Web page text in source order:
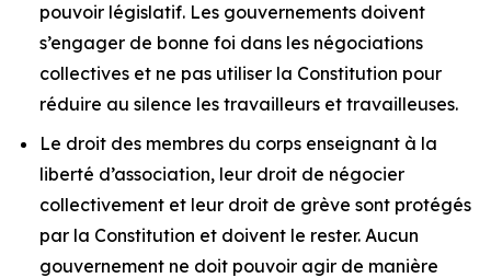
pouvoir législatif. Les gouvernements doivent
s’engager de bonne foi dans les négociations
collectives et ne pas utiliser la Constitution pour
réduire au silence les travailleurs et travailleuses.
Le droit des membres du corps enseignant à la
liberté d’association, leur droit de négocier
collectivement et leur droit de grève sont protégés
par la Constitution et doivent le rester. Aucun
gouvernement ne doit pouvoir agir de manière